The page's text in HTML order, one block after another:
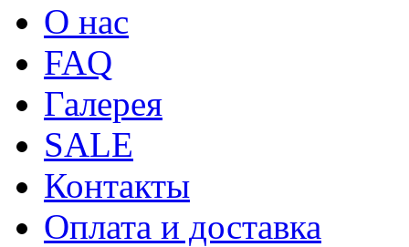
О нас
FAQ
Галерея
SALE
Контакты
Оплата и доставка